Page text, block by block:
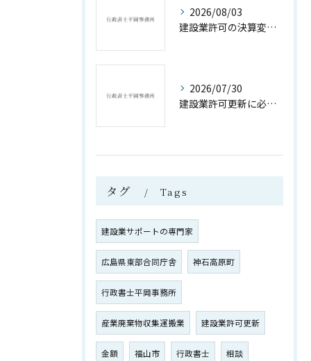
2026/08/03
建設業許可の決算変更届遅延ペナルティ対策
2026/07/30
建設業許可更新に必要な書類と手続きの全解説
タグ Tags
建設業サポートの専門家
広島県東部合同庁舎 神石高原町
行政書士平岡事務所
産業廃棄物収集運搬業 建設業許可更新
金額 福山市 行政書士 相談